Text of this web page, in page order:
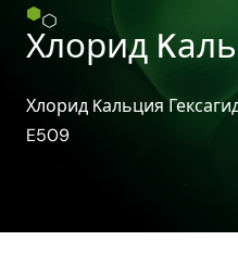
Хлорид
Хлорид Kальция
E509